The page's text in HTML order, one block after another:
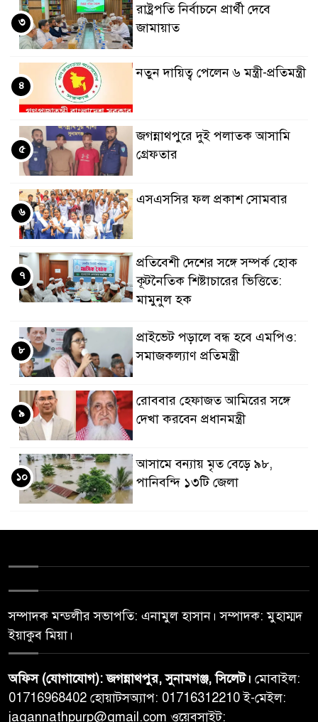
রাষ্ট্রপতি নির্বাচনে প্রার্থী দেবে
জামায়াত
৩
নতুন দায়িত্ব পেলেন ৬ মন্ত্রী-প্রতিমন্ত্রী
৪
জগন্নাথপুরে দুই পলাতক আসামি
গ্রেফতার
৫
এসএসসির ফল প্রকাশ সোমবার
৬
প্রতিবেশী দেশের সঙ্গে সম্পর্ক হোক
কূটনৈতিক শিষ্টাচারের ভিত্তিতে:
মামুনুল হক
৭
প্রাইভেট পড়ালে বন্ধ হবে এমপিও:
সমাজকল্যাণ প্রতিমন্ত্রী
৮
রোববার হেফাজত আমিরের সঙ্গে
দেখা করবেন প্রধানমন্ত্রী
৯
আসামে বন্যায় মৃত বেড়ে ৯৮,
পানিবন্দি ১৩টি জেলা
১০
সম্পাদক মন্ডলীর সভাপতি: এনামুল হাসান। সম্পাদক: মুহাম্মদ
ইয়াকুব মিয়া।
অফিস (যোগাযোগ): জগন্নাথপুর, সুনামগঞ্জ, সিলেট। মোবাইল:
01716968402 হোয়াটসঅ্যাপ: 01716312210 ই-মেইল:
jagannathpurp@gmail.com ওয়েবসাইট: